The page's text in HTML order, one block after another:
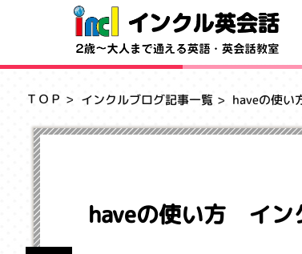
ＴＯＰ インクルブログ記事一覧 haveの使い
haveの使い方 イン